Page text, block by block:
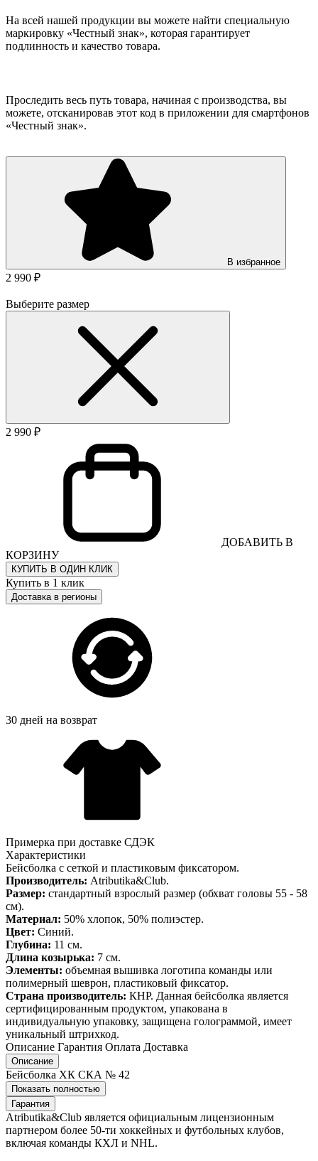
На всей нашей продукции вы можете найти специальную
маркировку «Честный знак», которая гарантирует
подлинность и качество товара.
Проследить весь путь товара, начиная с производства, вы
можете, отсканировав этот код в приложении для смартфонов
«Честный знак».
В избранное
2 990 ₽
Выберите размер
2 990 ₽
ДОБАВИТЬ В
КОРЗИНУ
КУПИТЬ В ОДИН КЛИК
Купить в 1 клик
Доставка в регионы
30 дней на возврат
Примерка при доставке СДЭК
Характеристики
Бейсболка с сеткой и пластиковым фиксатором.
Производитель: Atributika&Club.
Размер: стандартный взрослый размер (обхват головы 55 - 58
см).
Материал: 50% хлопок, 50% полиэстер.
Цвет: Синий.
Глубина: 11 см.
Длина козырька: 7 см.
Элементы: объемная вышивка логотипа команды или
полимерный шеврон, пластиковый фиксатор.
Страна производитель: КНР. Данная бейсболка является
сертифицированным продуктом, упакована в
индивидуальную упаковку, защищена голограммой, имеет
уникальный штрихкод.
Описание Гарантия Оплата Доставка
Описание
Бейсболка ХК СКА № 42
Показать полностью
Гарантия
Atributika&Club является официальным лицензионным
партнером более 50-ти хоккейных и футбольных клубов,
включая команды КХЛ и NHL.